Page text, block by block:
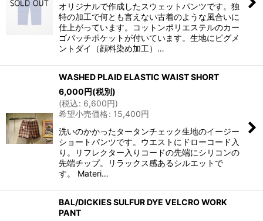
オリジナルで作成したスウェットパンツです。独
特の加工で何とも言えない古着のような風合いに
仕上がっています。コットンポリエステルのカー
ゴパッチポケットが付いています。生地にピグメ
ントダイ（顔料染め加工）…
WASHED PLAID ELASTIC WAIST SHORT
6,000円(税別)
(税込: 6,600円)
希望小売価格: 15,400円
洗いのかかったタータンチェック生地のイージー
ショートパンツです。ウエストにドローコード入
り。リフレクター入りコードの先端にシリコンの
先端チップ。リラックス感あるシルエットで
す。 Materi…
BAL/DICKIES SULFUR DYE VELCRO WORK
PANT